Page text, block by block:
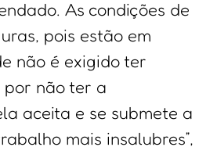
As condições de
pois estão em
não é exigido ter
não ter a
aceita e se submete a
mais insalubres”,